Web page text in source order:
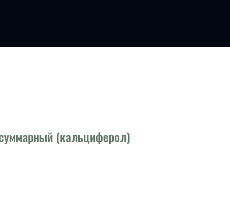
(кальциферол)